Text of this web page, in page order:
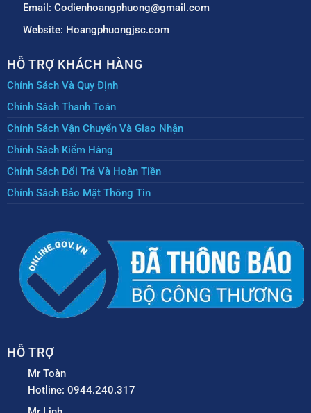
Email: Codienhoangphuong@gmail.com
Website: Hoangphuongjsc.com
HỖ TRỢ KHÁCH HÀNG
Chính Sách Và Quy Định
Chính Sách Thanh Toán
Chính Sách Vận Chuyển Và Giao Nhận
Chính Sách Kiểm Hàng
Chính Sách Đổi Trả Và Hoàn Tiền
Chính Sách Bảo Mật Thông Tin
HỖ TRỢ
Mr Toàn
Hotline: 0944.240.317